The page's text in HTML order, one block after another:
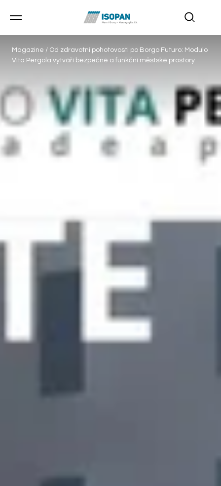
Magazine / Od zdravotní pohotovosti po Borgo Futuro: Modulo
Vita Pergola vytváří bezpečné a funkční městské prostory